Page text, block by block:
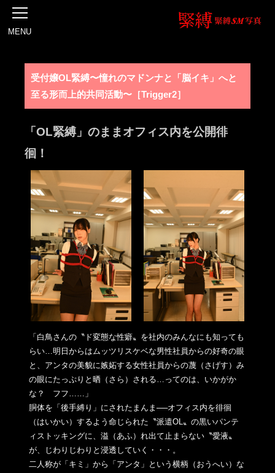
MENU
受付嬢OL緊縛〜憧れのマドンナと「脳イキ」へと
至る形而上的共同活動〜［Trigger2］
「OL緊縛」のままオフィス内を公開徘
徊！
「白鳥さんの〝ド変態な性癖〟を社内のみんなにも知っても
らい…明日からはムッツリスケベな男性社員からの好奇の眼
と、アンタの美貌に嫉妬する女性社員からの蔑（さげす）み
の眼にたっぷりと晒 （さら）される…ってのは、いかがか
な？ フフ……」
胴体を「後手縛り」にされたまんま──オフィス内を徘徊
（はいかい）するよう命じられた〝派遣OL〟の黒いパンテ
ィストッキングに、溢（あふ）れ出て止まらない〝愛液〟
が、
じわりじわりと浸透していく・・・。
二人称が「キミ」から「アンタ」という横柄（おうへい）な